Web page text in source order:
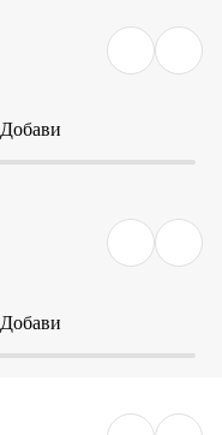
Добави
Добави